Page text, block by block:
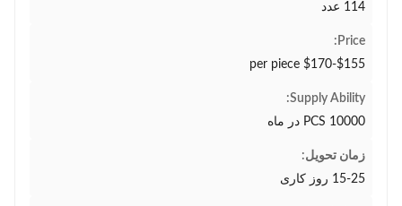
114 عدد
Price:
$155-$170 per piece
Supply Ability:
10000 PCS در ماه
زمان تحویل:
15-25 روز کاری